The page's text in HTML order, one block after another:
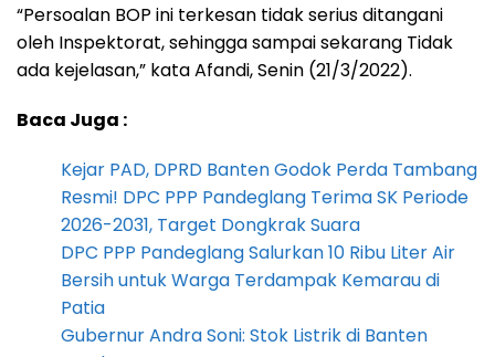
“Persoalan BOP ini terkesan tidak serius ditangani
oleh Inspektorat, sehingga sampai sekarang Tidak
ada kejelasan,” kata Afandi, Senin (21/3/2022).
Baca Juga :
Kejar PAD, DPRD Banten Godok Perda Tambang
Resmi! DPC PPP Pandeglang Terima SK Periode
2026-2031, Target Dongkrak Suara
DPC PPP Pandeglang Salurkan 10 Ribu Liter Air
Bersih untuk Warga Terdampak Kemarau di
Patia
Gubernur Andra Soni: Stok Listrik di Banten